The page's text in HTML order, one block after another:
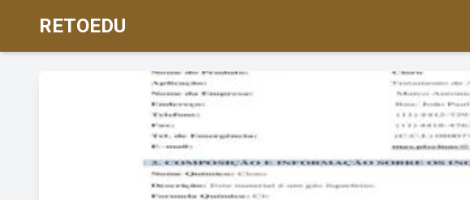
RETOEDU